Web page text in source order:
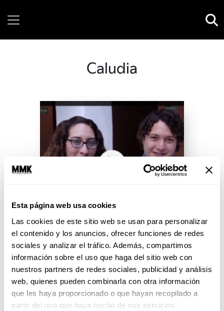
Esta página web usa cookies
Las cookies de este sitio web se usan para personalizar
el contenido y los anuncios, ofrecer funciones de redes
sociales y analizar el tráfico. Además, compartimos
información sobre el uso que haga del sitio web con
nuestros partners de redes sociales, publicidad y análisis
web, quienes pueden combinarla con otra información
que les haya proporcionado o que hayan recopilado a
partir del uso que haya hecho de sus servicios.
Caludia
VIDEO: Rumbo a la
transformación
Aquí está el primer capítulo del
Extreme Makeover, no te pierdas
ninguno porque podrás ver el
proceso de selección de los...